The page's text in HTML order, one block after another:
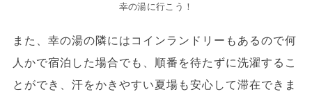
幸の湯に行こう！
また、幸の湯の隣にはコインランドリーもあるので何
人かで宿泊した場合でも、順番を待たずに洗濯するこ
とができ、汗をかきやすい夏場も安心して滞在できま